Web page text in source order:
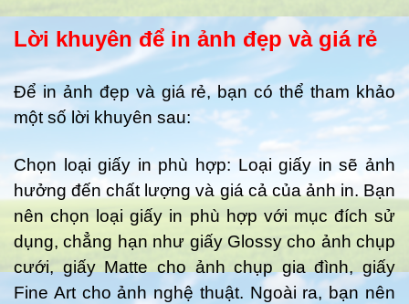
Lời khuyên để in ảnh đẹp và giá rẻ
Để in ảnh đẹp và giá rẻ, bạn có thể tham khảo
một số lời khuyên sau:
Chọn loại giấy in phù hợp: Loại giấy in sẽ ảnh
hưởng đến chất lượng và giá cả của ảnh in. Bạn
nên chọn loại giấy in phù hợp với mục đích sử
dụng, chẳng hạn như giấy Glossy cho ảnh chụp
cưới, giấy Matte cho ảnh chụp gia đình, giấy
Fine Art cho ảnh nghệ thuật. Ngoài ra, bạn nên